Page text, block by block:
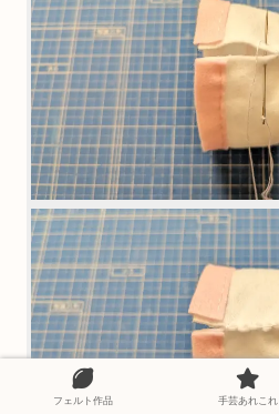
フェルト作品 手芸あれこれ